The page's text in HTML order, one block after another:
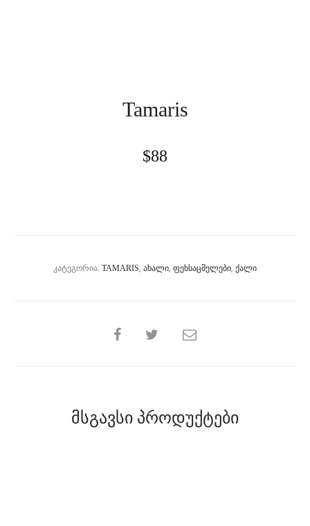
Tamaris
$88
ᲙᲐᲢᲔᲒᲝᲠᲘᲐ: TAMARIS, ᲐᲮᲐᲚᲘ, ᲤᲔᲮᲡᲐᲪᲛᲔᲚᲔᲑᲘ, ᲥᲐᲚᲘ
SHARE
მსგავსი პროდუქტები